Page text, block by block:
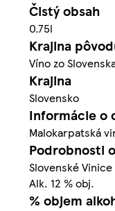
Čistý obsah
0.75l
Krajina
Víno zo
Krajina
Slovensko
Informácie o
Malokarpatská
Podrobnosti
Slovenské
Alk. 12 % obj.
% objem